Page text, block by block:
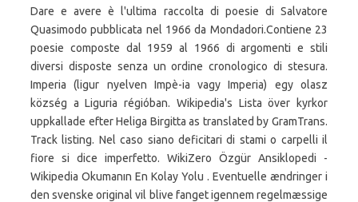
Dare e avere è l'ultima raccolta di poesie di Salvatore
Quasimodo pubblicata nel 1966 da Mondadori.Contiene 23
poesie composte dal 1959 al 1966 di argomenti e stili
diversi disposte senza un ordine cronologico di stesura.
Imperia (ligur nyelven Impè-ia vagy Imperia) egy olasz
község a Liguria régióban. Wikipedia's Lista över kyrkor
uppkallade efter Heliga Birgitta as translated by GramTrans.
Track listing. Nel caso siano deficitari di stami o carpelli il
fiore si dice imperfetto. WikiZero Özgür Ansiklopedi -
Wikipedia Okumanın En Kolay Yolu . Eventuelle ændringer i
den svenske original vil blive fanget igennem regelmæssige